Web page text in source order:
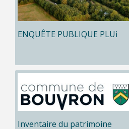
ENQUÊTE PUBLIQUE PLUi
Inventaire du patrimoine